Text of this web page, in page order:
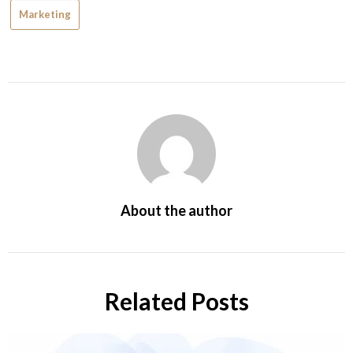
Marketing
About the author
Related Posts